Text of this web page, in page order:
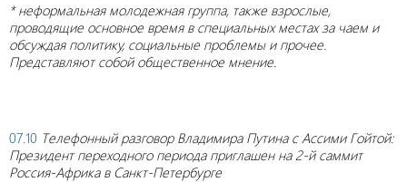
* неформальная молодежная группа, также взрослые,
проводящие основное время в специальных местах за чаем и
обсуждая политику, социальные проблемы и прочее.
Представляют собой общественное мнение.
07.10 Телефонный разговор Владимира Путина с Ассими Гойтой:
Президент переходного периода приглашен на 2-й саммит
Россия-Африка в Санкт-Петербурге